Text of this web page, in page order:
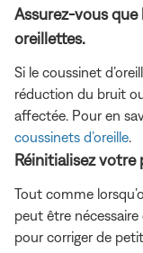
Assurez-vous
oreillettes.
Si le coussinet
réduction du bruit
affectée. Pour en
coussinets d’oreille
Réinitialisez votre
Tout comme
peut être
pour corriger de